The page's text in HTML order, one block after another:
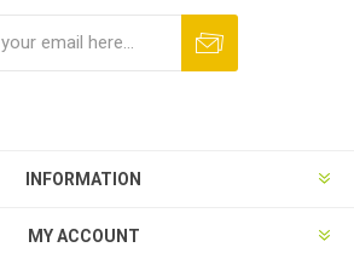
INFORMATION
MY ACCOUNT